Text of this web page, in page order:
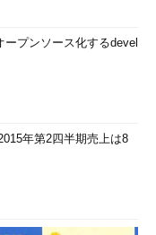
プンソース化するdevel
年第2四半期売上は8